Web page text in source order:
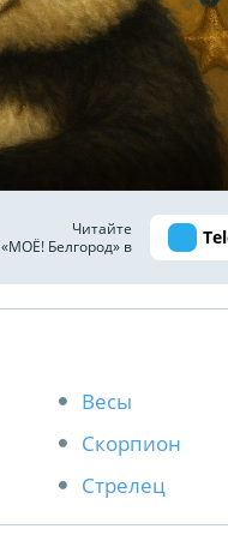
Читайте
«МОЁ! Белгород» в
Весы
Скорпион
Стрелец